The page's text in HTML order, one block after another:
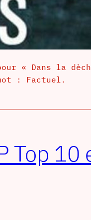
« Dans la
: Factuel.
Top